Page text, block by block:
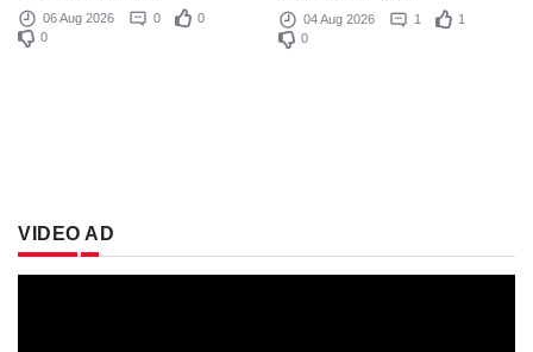
06 Aug 2026 0
0
0
04 Aug 2026 1
1
0
VIDEO AD